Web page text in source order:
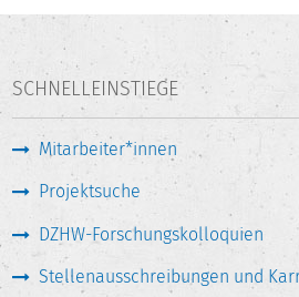
SCHNELLEINSTIEGE
Mitarbeiter*innen
Projektsuche
DZHW-Forschungskolloquien
Stellenausschreibungen und